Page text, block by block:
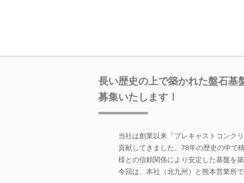
長い歴史の上で築かれた盤石基
募集いたします！
当社は創業以来『プレキャストコンク
貢献してきました。78年の歴史の中で
様との信頼関係により安定した基盤を築
今回は、本社（北九州）と熊本営業所